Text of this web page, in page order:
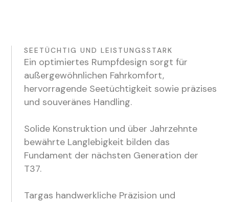
SEETÜCHTIG UND LEISTUNGSSTARK
Ein optimiertes Rumpfdesign sorgt für
außergewöhnlichen Fahrkomfort,
hervorragende Seetüchtigkeit sowie präzises
und souveränes Handling.
Solide Konstruktion und über Jahrzehnte
bewährte Langlebigkeit bilden das
Fundament der nächsten Generation der
T37.
Targas handwerkliche Präzision und